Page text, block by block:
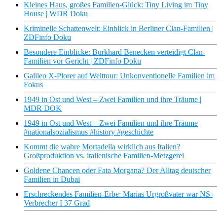
Kleines Haus, großes Familien-Glück: Tiny Living im Tiny
House | WDR Doku
Kriminelle Schattenwelt: Einblick in Berliner Clan-Familien |
ZDFinfo Doku
Besondere Einblicke: Burkhard Benecken verteidigt Clan-
Familien vor Gericht | ZDFinfo Doku
Galileo X-Plorer auf Welttour: Unkonventionelle Familien im
Fokus
1949 in Ost und West – Zwei Familien und ihre Träume |
MDR DOK
1949 in Ost und West – Zwei Familien und ihre Träume
#nationalsozialismus #history #geschichte
Kommt die wahre Mortadella wirklich aus Italien?
Großproduktion vs. italienische Familien-Metzgerei
Goldene Chancen oder Fata Morgana? Der Alltag deutscher
Familien in Dubai
Erschreckendes Familien-Erbe: Marias Urgroßvater war NS-
Verbrecher I 37 Grad